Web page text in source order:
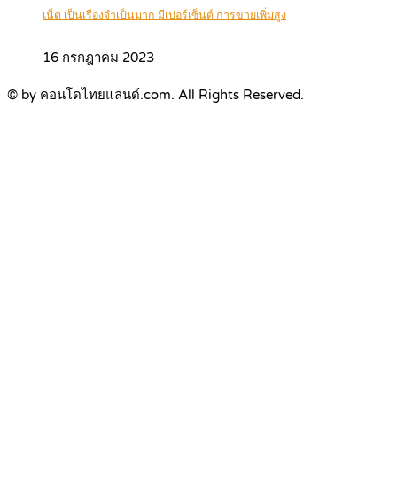
เน็ต เป็นเรื่องจำเป็นมาก มีเปอร์เซ็นต์ การขายเพิ่มสูง
16 กรกฎาคม 2023
© by คอนโดไทยแลนด์.com. All Rights Reserved.